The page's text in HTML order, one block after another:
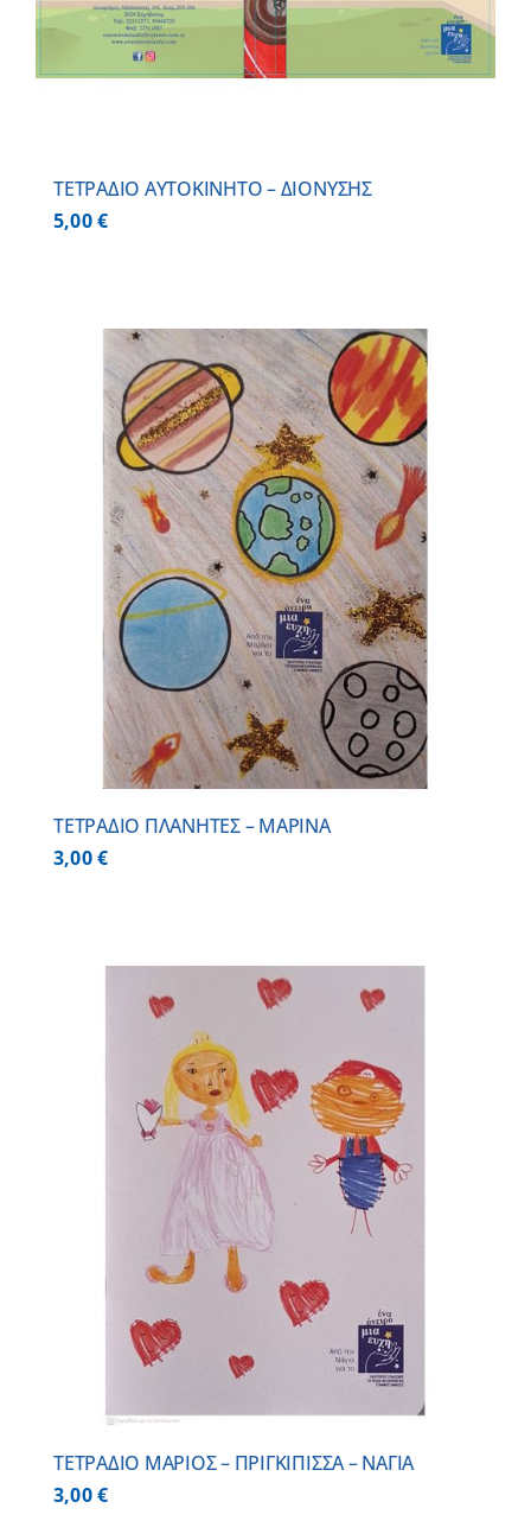
ΤΕΤΡΑΔΙΟ ΑΥΤΟΚΙΝΗΤΟ – ΔΙΟΝΥΣΗΣ
5,00€
ΤΕΤΡΑΔΙΟ ΠΛΑΝΗΤΕΣ – ΜΑΡΙΝΑ
3,00€
ΤΕΤΡΑΔΙΟ ΜΑΡΙΟΣ – ΠΡΙΓΚΙΠΙΣΣΑ – ΝΑΓΙΑ
3,00€